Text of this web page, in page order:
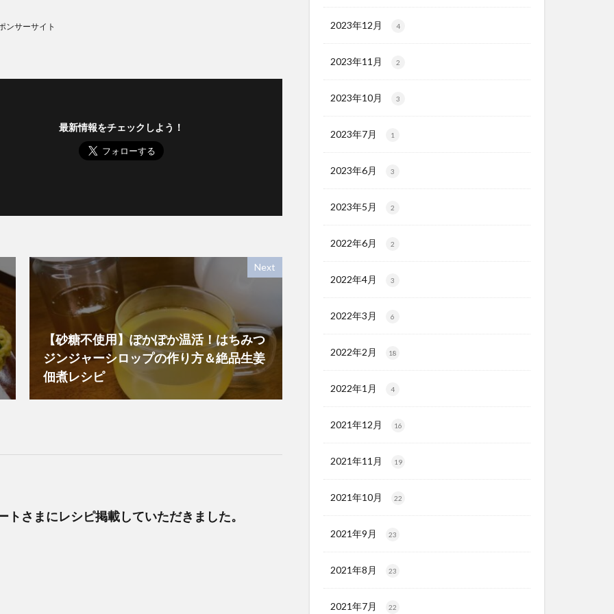
ンサーサイト
最新情報をチェックしよう！
Next
【砂糖不使用】ぽかぽか温活！はちみつ
ジンジャーシロップの作り方＆絶品生姜
佃煮レシピ
トさまにレシピ掲載していただきました。
2023年12月 4
2023年11月 2
2023年10月 3
2023年7月 1
2023年6月 3
2023年5月 2
2022年6月 2
2022年4月 3
2022年3月 6
2022年2月 18
2022年1月 4
2021年12月 16
2021年11月 19
2021年10月 22
2021年9月 23
2021年8月 23
2021年7月 22